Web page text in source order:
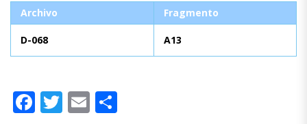
Archivo Fragmento
D-068 A13
Facebook
Twitter
Email